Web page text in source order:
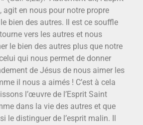
agit en nous pour notre propre
bien des autres. Il est ce souffle
vers les autres et nous
le bien des autres plus que notre
qui nous permet de donner
de Jésus de nous aimer les
il nous a aimés ! C’est à cela
l’œuvre de l’Esprit Saint
dans la vie des autres et que
le distinguer de l’esprit malin. Il